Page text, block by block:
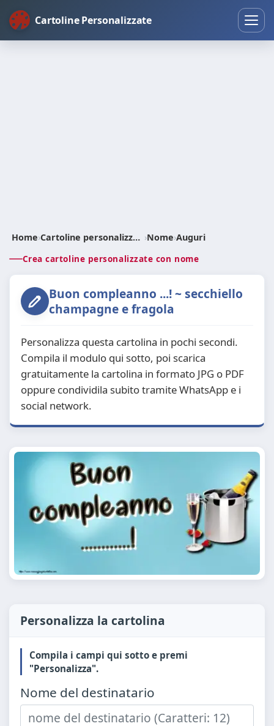
Cartoline Personalizzate
Home› Cartoline personalizzate ›Nome›Auguri
Crea cartoline personalizzate con nome
Buon compleanno ...! ~ secchiello
champagne e fragola
Personalizza questa cartolina in pochi secondi.
Compila il modulo qui sotto, poi scarica
gratuitamente la cartolina in formato JPG o PDF
oppure condividila subito tramite WhatsApp e i
social network.
Personalizza la cartolina
Compila i campi qui sotto e premi
"Personalizza".
Nome del destinatario